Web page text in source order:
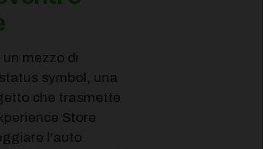
un mezzo di
symbol, una
che trasmette
Store
l’auto